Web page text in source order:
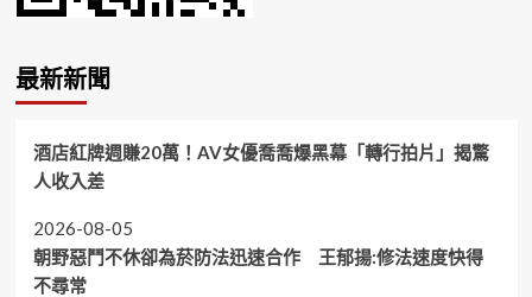
最新新聞
酒店紅牌週賺20萬！AV女優喬喬爆黑幕「轉行拍片」揭驚
人收入差
2026-08-05
朝野惡鬥不休卻為菸防法迅速合作 王郁揚:修法速度快得
不尋常